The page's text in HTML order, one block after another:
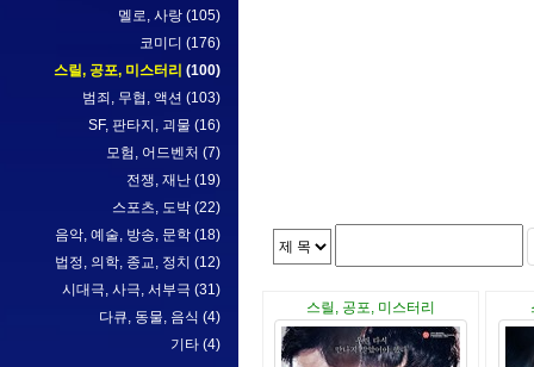
멜로, 사랑 (105)
코미디 (176)
스릴, 공포, 미스터리 (100)
범죄, 무협, 액션 (103)
SF, 판타지, 괴물 (16)
모험, 어드벤처 (7)
전쟁, 재난 (19)
스포츠, 도박 (22)
음악, 예술, 방송, 문학 (18)
법정, 의학, 종교, 정치 (12)
시대극, 사극, 서부극 (31)
다큐, 동물, 음식 (4)
기타 (4)
스릴, 공포, 미스터리